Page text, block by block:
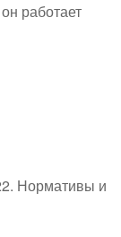
работает
Нормативы и